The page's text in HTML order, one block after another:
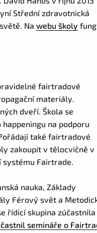
Střední zdravotnická
Nawebu školy
fairtradové
materiály.
dveří. Škola se
na podporu
také fairtradové
zakoupit v tělocvičně v
Fairtrade.
nauka, Základy
Férový svět a
řídicí skupina zúčastnila
semináře o